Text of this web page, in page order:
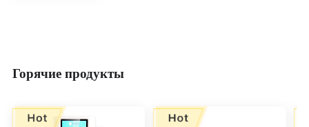
Горячие продукты